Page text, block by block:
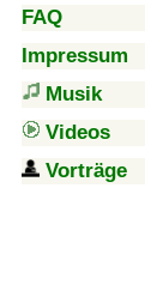
FAQ
Impressum
Musik
Videos
Vorträge